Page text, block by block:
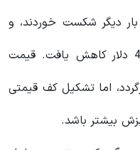
کوین در 17 دسامبر بار دیگر شکست خوردند، و
قیمت این رمزارز در ظهر به 45500 دلار کاهش یافت. قیمت
به 47000 دلار بازگردد، اما تشکیل کف قیمتی
بیشتر باشد.